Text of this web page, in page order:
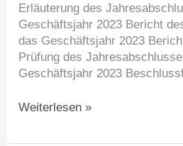
Erläuterung des
Geschäftsjahr 2023 Bericht
das Geschäftsjahr 2023
Prüfung des
Geschäftsjahr 2023
Weiterlesen »